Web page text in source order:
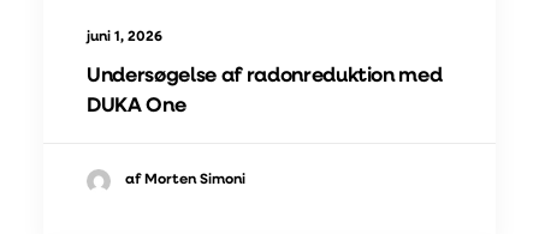
juni 1, 2026
Undersøgelse af radonreduktion med
DUKA One
af Morten Simoni